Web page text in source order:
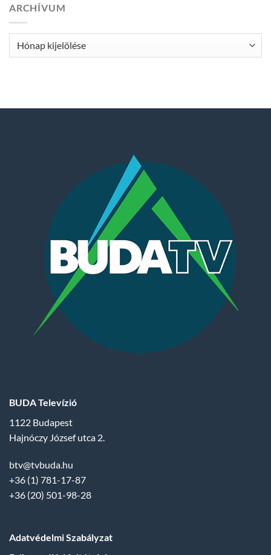
ARCHÍVUM
Archívum
BUDA Televízió
1122 Budapest
Hajnóczy József utca 2.
btv@tvbuda.hu
+36 (1) 781-17-87
+36 (20) 501-98-28
Adatvédelmi Szabályzat